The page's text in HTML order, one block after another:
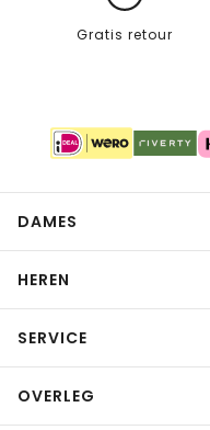
Gratis retour
DAMES
HEREN
SERVICE
OVERLEG